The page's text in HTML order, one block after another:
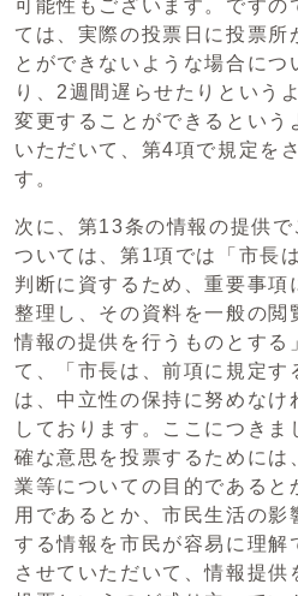
可能性もございます。ですの
ては、実際の投票日に投票所
とができないような場合につ
り、2週間遅らせたりという
変更することができるという
いただいて、第4項で規定を
す。
次に、第13条の情報の提供
ついては、第1項では「市長
判断に資するため、重要事項
整理し、その資料を一般の閲
情報の提供を行うものとする
て、「市長は、前項に規定す
は、中立性の保持に努めなけ
しております。ここにつきま
確な意思を投票するためには
業等についての目的であると
用であるとか、市民生活の
する情報を市民が容易に理解
させていただいて、情報提供